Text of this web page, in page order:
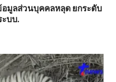
อมูลส่วนบุคคลหลุด ยกระดับ
บบ.